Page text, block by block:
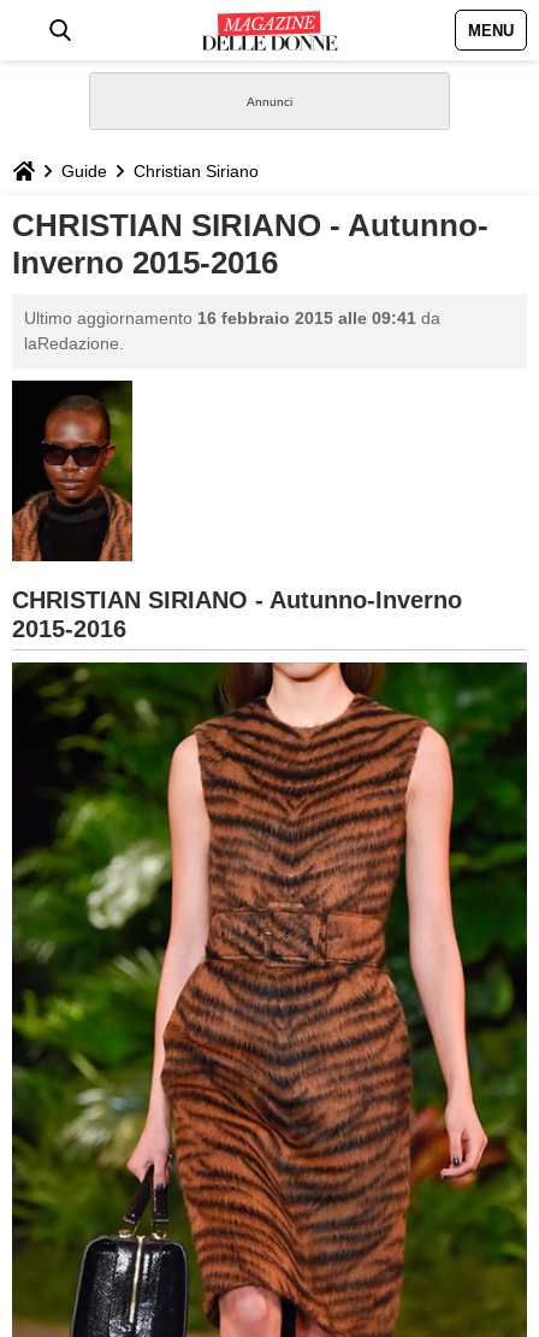
MENU
STILE
BIOGRAFIE
DEFINIZIONI
GASTRONOMIA
CAPELLI
SESSO
DIETA
GUIDE
Guide Christian Siriano
CHRISTIAN SIRIANO - Autunno-
Inverno 2015-2016
Ultimo aggiornamento 16 febbraio 2015 alle 09:41 da
laRedazione.
CHRISTIAN SIRIANO - Autunno-Inverno
2015-2016